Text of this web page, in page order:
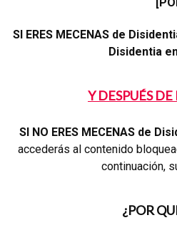
SI ERES MECENAS de
Disidentia
Y DESPUÉS
SI NO ERES MECENAS de
accederás al contenido
continuación,
¿POR